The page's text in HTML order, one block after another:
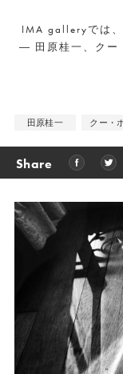
IMA galleryでは
― 田原桂一、クー
田原桂一 クー・
Share